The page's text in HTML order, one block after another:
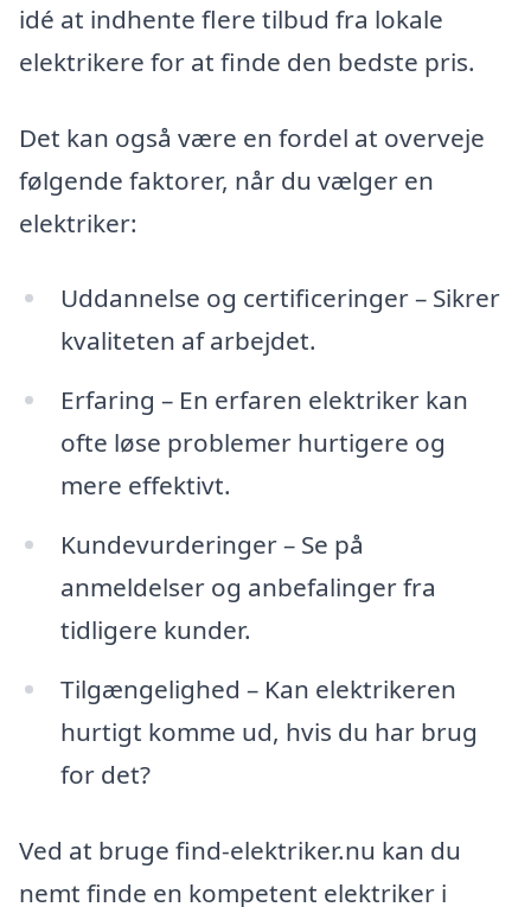
idé at indhente flere tilbud fra lokale
elektrikere for at finde den bedste pris.
Det kan også være en fordel at overveje
følgende faktorer, når du vælger en
elektriker:
Uddannelse og certificeringer – Sikrer
kvaliteten af arbejdet.
Erfaring – En erfaren elektriker kan
ofte løse problemer hurtigere og
mere effektivt.
Kundevurderinger – Se på
anmeldelser og anbefalinger fra
tidligere kunder.
Tilgængelighed – Kan elektrikeren
hurtigt komme ud, hvis du har brug
for det?
Ved at bruge find-elektriker.nu kan du
nemt finde en kompetent elektriker i